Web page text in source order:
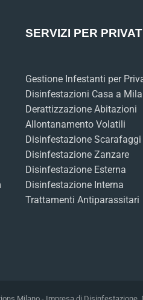
SERVIZI PER
Gestione Infestanti per
Disinfestazioni Casa a
Derattizzazione Abitazioni
Allontanamento Volatili
Disinfestazione Scarafaggi
Disinfestazione Zanzare
Disinfestazione Esterna
Disinfestazione Interna
Trattamenti Antiparassitari